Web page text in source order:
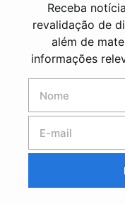
Receba
revalidação de
além de
informações